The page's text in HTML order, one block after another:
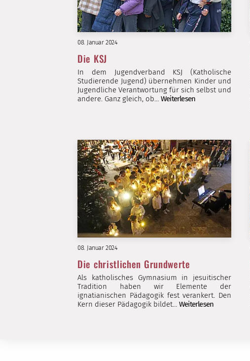
08. Januar 2024
Die KSJ
In dem Jugendverband KSJ (Katholische
Studierende Jugend) übernehmen Kinder und
Jugendliche Verantwortung für sich selbst und
andere. Ganz gleich, ob… Weiterlesen
08. Januar 2024
Die christlichen Grundwerte
Als katholisches Gymnasium in jesuitischer
Tradition haben wir Elemente der
ignatianischen Pädagogik fest verankert. Den
Kern dieser Pädagogik bildet… Weiterlesen